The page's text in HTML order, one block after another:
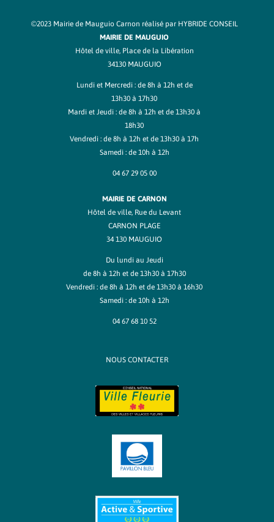
©2023 Mairie de Mauguio Carnon réalisé par HYBRIDE CONSEIL
MAIRIE DE MAUGUIO
Hôtel de ville, Place de la Libération
34130 MAUGUIO
Lundi et Mercredi : de 8h à 12h et de
13h30 à 17h30
Mardi et Jeudi : de 8h à 12h et de 13h30 à
18h30
Vendredi : de 8h à 12h et de 13h30 à 17h
Samedi : de 10h à 12h
04 67 29 05 00
MAIRIE DE CARNON
Hôtel de ville, Rue du Levant
CARNON PLAGE
34 130 MAUGUIO
Du lundi au Jeudi
de 8h à 12h et de 13h30 à 17h30
Vendredi : de 8h à 12h et de 13h30 à 16h30
Samedi : de 10h à 12h
04 67 68 10 52
NOUS CONTACTER